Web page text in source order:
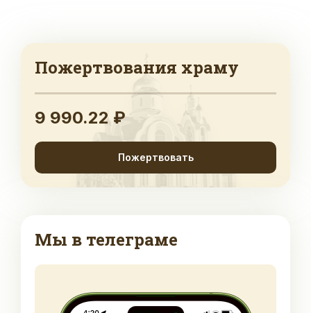
Пожертвования храму
9 990.22 ₽
Пожертвовать
Мы в телеграме